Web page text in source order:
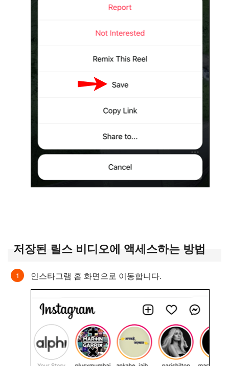
저장된 릴스 비디오에 액세스하는 방법
인스타그램 홈 화면으로 이동합니다.